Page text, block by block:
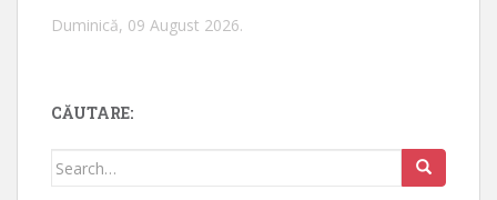
Duminică, 09 August 2026.
CĂUTARE:
Search for: